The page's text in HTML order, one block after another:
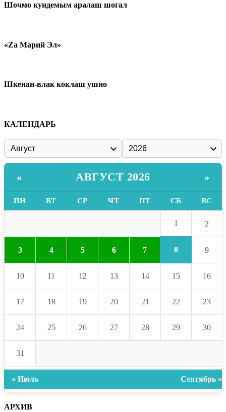
Шочмо кундемым аралаш шогал
«Zа Марий Эл»
Шкенан-влак коклаш ушно
КАЛЕНДАРЬ
« АВГУСТ 2026 »
ПН ВТ СР ЧТ ПТ СБ ВС
1 2
3 4 5 6 7 8 9
10 11 12 13 14 15 16
17 18 19 20 21 22 23
24 25 26 27 28 29 30
31
« Июль Сентябрь »
АРХИВ